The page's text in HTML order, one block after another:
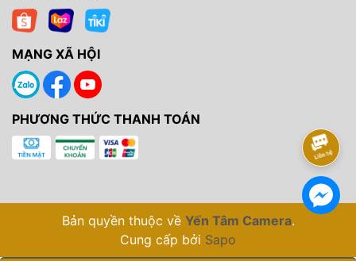
MẠNG XÃ HỘI
PHƯƠNG THỨC THANH TOÁN
Bản quyền thuộc về Yến Tâm Camera.
Cung cấp bởi Sapo